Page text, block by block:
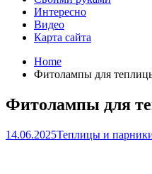
Интересно
Видео
Карта сайта
Home
Фитолампы для
Фитолампы для
14.06.2025Теплицы и